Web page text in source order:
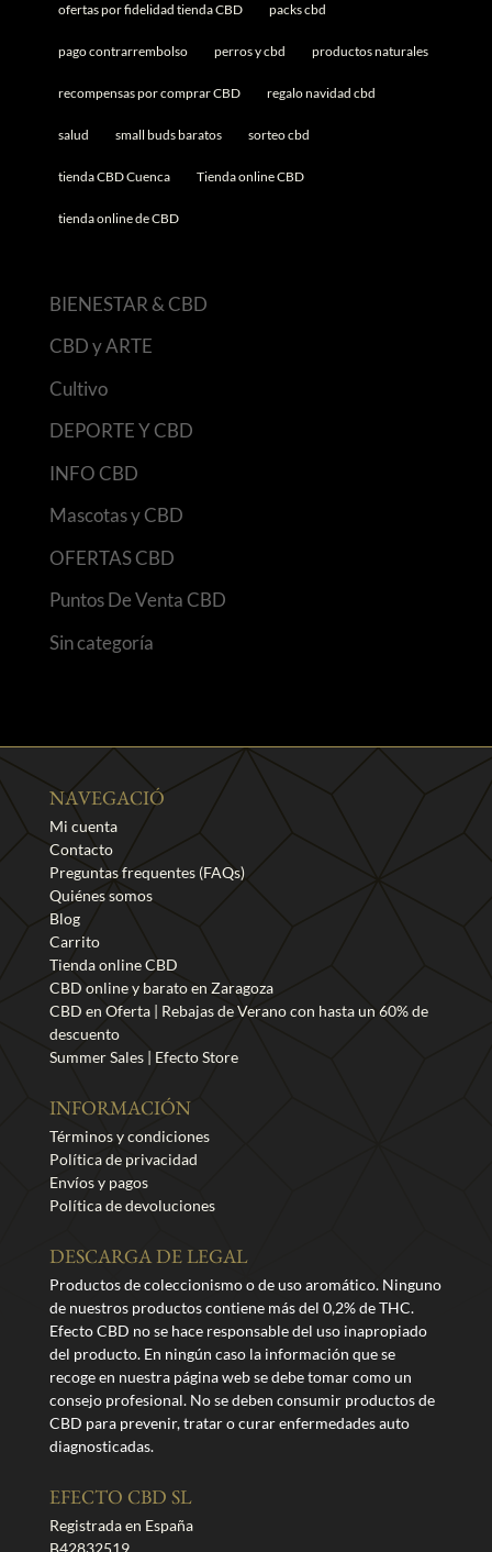
ofertas por fidelidad tienda CBD packs cbd
pago contrarrembolso perros y cbd productos naturales
recompensas por comprar CBD regalo navidad cbd
salud small buds baratos sorteo cbd
tienda CBD Cuenca Tienda online CBD
tienda online de CBD
BIENESTAR & CBD
CBD y ARTE
Cultivo
DEPORTE Y CBD
INFO CBD
Mascotas y CBD
OFERTAS CBD
Puntos De Venta CBD
Sin categoría
NAVEGACIÓ
Mi cuenta
Contacto
Preguntas frequentes (FAQs)
Quiénes somos
Blog
Carrito
Tienda online CBD
CBD online y barato en Zaragoza
CBD en Oferta | Rebajas de Verano con hasta un 60% de
descuento
Summer Sales | Efecto Store
INFORMACIÓN
Términos y condiciones
Política de privacidad
Envíos y pagos
Política de devoluciones
DESCARGA DE LEGAL
Productos de coleccionismo o de uso aromático. Ninguno
de nuestros productos contiene más del 0,2% de THC.
Efecto CBD no se hace responsable del uso inapropiado
del producto. En ningún caso la información que se
recoge en nuestra página web se debe tomar como un
consejo profesional. No se deben consumir productos de
CBD para prevenir, tratar o curar enfermedades auto
diagnosticadas.
EFECTO CBD SL
Registrada en España